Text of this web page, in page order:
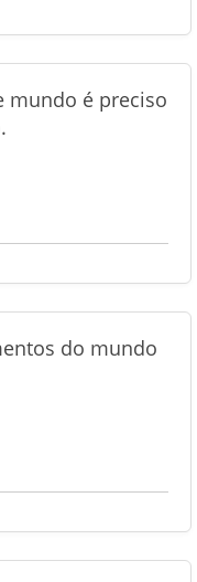
mundo é preciso
do mundo